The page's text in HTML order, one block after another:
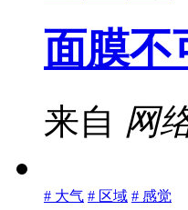
面膜不
来自 网
# 大气 # 区域 # 感觉